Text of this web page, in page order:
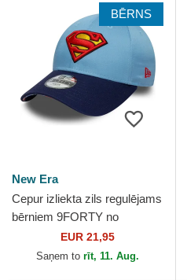
BĒRNS
New Era
Cepur izliekta zils regulējams
bērniem 9FORTY no
Superman DC Comics no
New Era
EUR 21,95
Saņem to rīt, 11. Aug.